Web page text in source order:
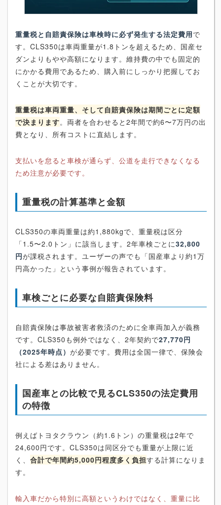
重量税と自賠責保険は車検時に必ず発生する法定費用で
す。CLS350は車両重量が1.8トンを超えるため、国産セ
ダンよりもやや高額になります。維持費の中でも固定的
にかかる費用であるため、購入前にしっかり把握してお
くことが大切です。
重量税は車両重量、そして自賠責保険は期間ごとに定額
で決まります。両者を合わせると2年間で約6〜7万円の出
費となり、所有コストに直結します。
支払いを怠ると車検が通らず、公道を走行できなくなる
ため注意が必要です。
重量税の計算基準と金額
CLS350の車両重量は約1,880kgで、重量税は区分
「1.5〜2.0トン」に該当します。2年車検ごとに32,800
円が課税されます。ユーザーの声でも「国産車より約1万
円高かった」という事例が報告されています。
車検ごとに必要な自賠責保険料
自賠責保険は事故被害者救済のために全車両加入が義務
です。CLS350も例外ではなく、2年契約で27,770円
（2025年時点） が必要です。費用は全国一律で、保険会
社による差はありません。
国産車との比較で見るCLS350の法定費用
の特徴
例えばトヨタクラウン（約1.6トン）の重量税は2年で
24,600円です。CLS350は同区分でも重量が上限に近
く、 合計で年間約5,000円程度多く負担する計算になりま
す。
輸入車だから特別に高額というわけではなく、重量に比